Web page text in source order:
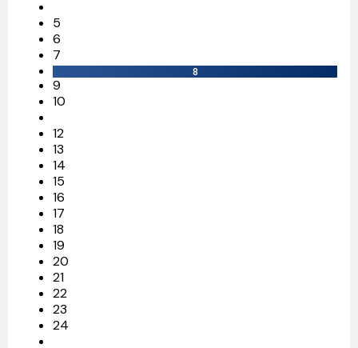
5
6
7
8
9
10
12
13
14
15
16
17
18
19
20
21
22
23
24